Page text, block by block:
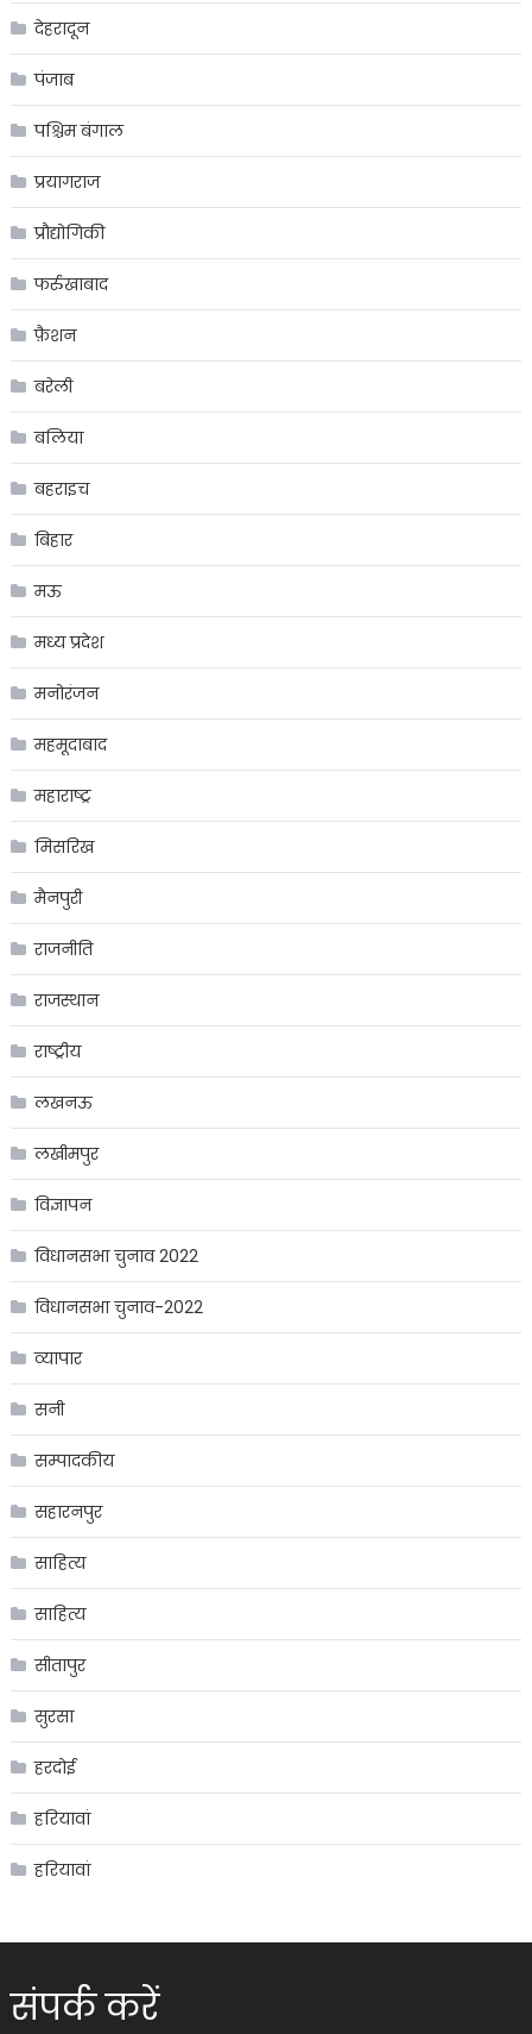
देहरादून
पंजाब
पश्चिम बंगाल
प्रयागराज
प्रौद्योगिकी
फर्रुखाबाद
फ़ैशन
बरेली
बलिया
बहराइच
बिहार
मऊ
मध्य प्रदेश
मनोरंजन
महमूदाबाद
महाराष्ट्र
मिसरिख
मैनपुरी
राजनीति
राजस्थान
राष्ट्रीय
लखनऊ
लखीमपुर
विज्ञापन
विधानसभा चुनाव 2022
विधानसभा चुनाव-2022
व्यापार
सनी
सम्पादकीय
सहारनपुर
साहित्य
साहित्य
सीतापुर
सुरसा
हरदोई
हरियावां
हरियावां
संपर्क करें